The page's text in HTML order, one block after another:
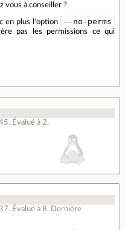
vous à conseiller ?
en plus l'option --no-perms
pas les permissions ce qui
. Évalué à 2.
. Évalué à 8. Dernière